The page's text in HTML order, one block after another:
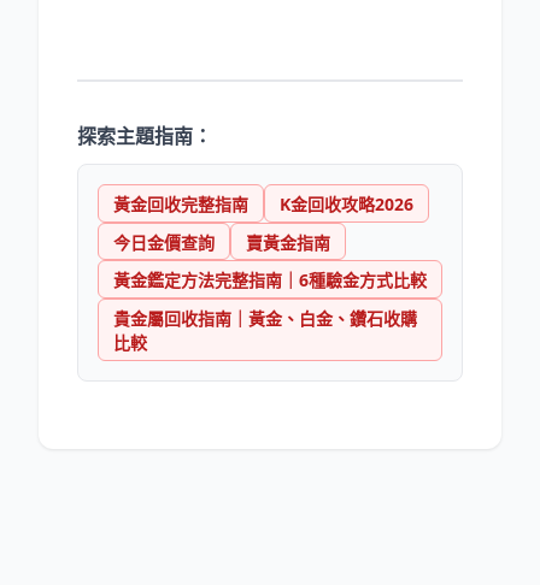
探索主題指南：
黃金回收完整指南
K金回收攻略2026
今日金價查詢
賣黃金指南
黃金鑑定方法完整指南｜6種驗金方式比較
貴金屬回收指南｜黃金、白金、鑽石收購
比較